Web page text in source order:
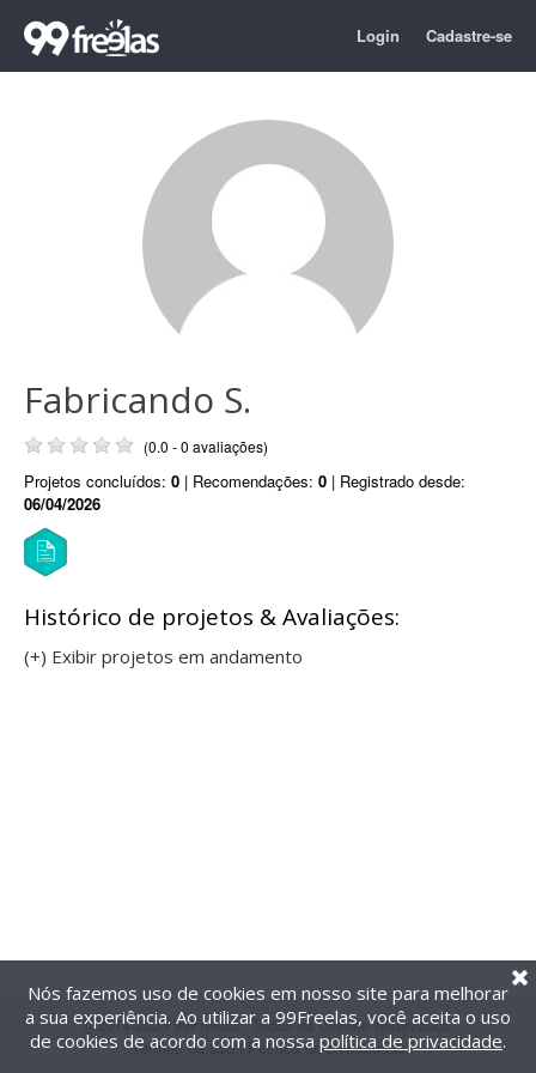
Login Cadastre-se
Fabricando S.
(0.0 - 0 avaliações)
Projetos concluídos: 0 | Recomendações: 0 | Registrado desde:
06/04/2026
Histórico de projetos & Avaliações:
(+) Exibir projetos em andamento
@2014-2026 99Freelas. Todos os direitos reservados.
Termos de uso| Política de privacidade
Nós fazemos uso de cookies em nosso site para melhorar
a sua experiência. Ao utilizar a 99Freelas, você aceita o uso
de cookies de acordo com a nossa política de privacidade.